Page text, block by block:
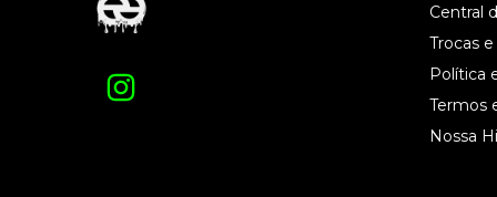
Central
Trocas
Política
Termos
Nossa